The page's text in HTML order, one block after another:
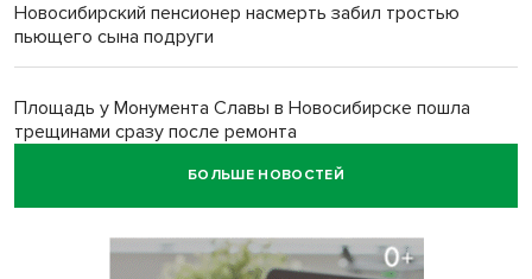
Новосибирский пенсионер насмерть забил тростью
пьющего сына подруги
Площадь у Монумента Славы в Новосибирске пошла
трещинами сразу после ремонта
БОЛЬШЕ НОВОСТЕЙ